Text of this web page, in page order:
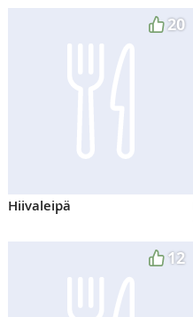
20
Hiivaleipä
12